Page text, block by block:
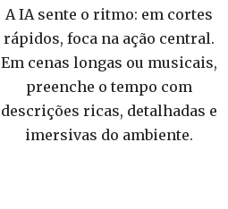
A IA sente o ritmo: em cortes
rápidos, foca na ação central.
Em cenas longas ou musicais,
preenche o tempo com
descrições ricas, detalhadas e
imersivas do ambiente.